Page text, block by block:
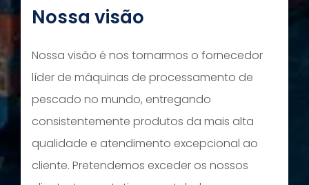
Nossa visão
Nossa visão é nos tornarmos o fornecedor
líder de máquinas de processamento de
pescado no mundo, entregando
consistentemente produtos da mais alta
qualidade e atendimento excepcional ao
cliente. Pretendemos exceder os nossos